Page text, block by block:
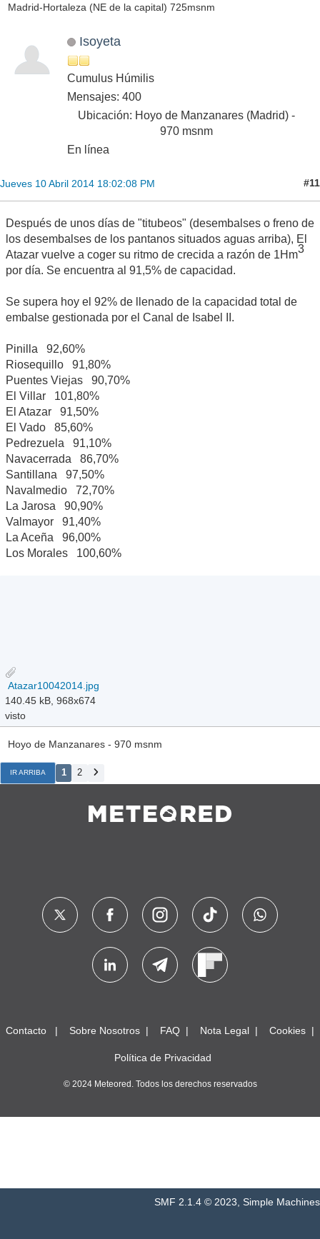
Madrid-Hortaleza (NE de la capital) 725msnm
Isoyeta
Cumulus Húmilis
Mensajes: 400
Ubicación: Hoyo de Manzanares (Madrid) -
970 msnm
En línea
Jueves 10 Abril 2014 18:02:08 PM #11
Después de unos días de "titubeos" (desembalses o freno de
los desembalses de los pantanos situados aguas arriba), El
Atazar vuelve a coger su ritmo de crecida a razón de 1Hm3
por día. Se encuentra al 91,5% de capacidad.
Se supera hoy el 92% de llenado de la capacidad total de
embalse gestionada por el Canal de Isabel II.
Pinilla 92,60%
Riosequillo 91,80%
Puentes Viejas 90,70%
El Villar 101,80%
El Atazar 91,50%
El Vado 85,60%
Pedrezuela 91,10%
Navacerrada 86,70%
Santillana 97,50%
Navalmedio 72,70%
La Jarosa 90,90%
Valmayor 91,40%
La Aceña 96,00%
Los Morales 100,60%
Atazar10042014.jpg
140.45 kB, 968x674
visto
Hoyo de Manzanares - 970 msnm
IR ARRIBA 1 2
Contacto Sobre Nosotros FAQ Nota Legal Cookies
Política de Privacidad
© 2024 Meteored. Todos los derechos reservados
SMF 2.1.4 © 2023, Simple Machines